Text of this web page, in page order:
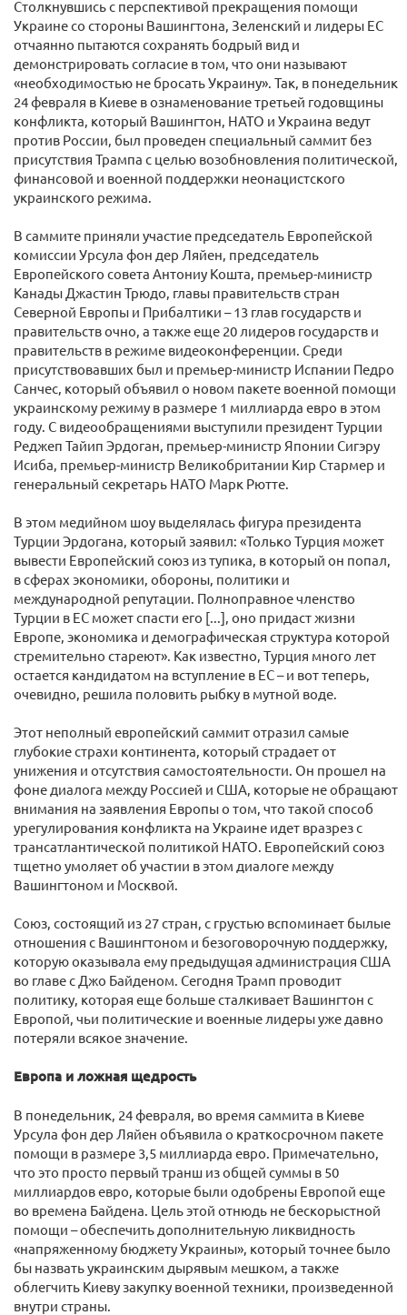
Столкнувшись с перспективой прекращения помощи
Украине со стороны Вашингтона, Зеленский и лидеры ЕС
отчаянно пытаются сохранять бодрый вид и
демонстрировать согласие в том, что они называют
«необходимостью не бросать Украину». Так, в понедельник
24 февраля в Киеве в ознаменование третьей годовщины
конфликта, который Вашингтон, НАТО и Украина ведут
против России, был проведен специальный саммит без
присутствия Трампа с целью возобновления политической,
финансовой и военной поддержки неонацистского
украинского режима.
В саммите приняли участие председатель Европейской
комиссии Урсула фон дер Ляйен, председатель
Европейского совета Антониу Кошта, премьер-министр
Канады Джастин Трюдо, главы правительств стран
Северной Европы и Прибалтики – 13 глав государств и
правительств очно, а также еще 20 лидеров государств и
правительств в режиме видеоконференции. Среди
присутствовавших был и премьер-министр Испании Педро
Санчес, который объявил о новом пакете военной помощи
украинскому режиму в размере 1 миллиарда евро в этом
году. С видеообращениями выступили президент Турции
Реджеп Тайип Эрдоган, премьер-министр Японии Сигэру
Исиба, премьер-министр Великобритании Кир Стармер и
генеральный секретарь НАТО Марк Рютте.
В этом медийном шоу выделялась фигура президента
Турции Эрдогана, который заявил: «Только Турция может
вывести Европейский союз из тупика, в который он попал,
в сферах экономики, обороны, политики и
международной репутации. Полноправное членство
Турции в ЕС может спасти его [...], оно придаст жизни
Европе, экономика и демографическая структура которой
стремительно стареют». Как известно, Турция много лет
остается кандидатом на вступление в ЕС – и вот теперь,
очевидно, решила половить рыбку в мутной воде.
Этот неполный европейский саммит отразил самые
глубокие страхи континента, который страдает от
унижения и отсутствия самостоятельности. Он прошел на
фоне диалога между Россией и США, которые не обращают
внимания на заявления Европы о том, что такой способ
урегулирования конфликта на Украине идет вразрез с
трансатлантической политикой НАТО. Европейский союз
тщетно умоляет об участии в этом диалоге между
Вашингтоном и Москвой.
Союз, состоящий из 27 стран, с грустью вспоминает былые
отношения с Вашингтоном и безоговорочную поддержку,
которую оказывала ему предыдущая администрация США
во главе с Джо Байденом. Сегодня Трамп проводит
политику, которая еще больше сталкивает Вашингтон с
Европой, чьи политические и военные лидеры уже давно
потеряли всякое значение.
Европа и ложная щедрость
В понедельник, 24 февраля, во время саммита в Киеве
Урсула фон дер Ляйен объявила о краткосрочном пакете
помощи в размере 3,5 миллиарда евро. Примечательно,
что это просто первый транш из общей суммы в 50
миллиардов евро, которые были одобрены Европой еще
во времена Байдена. Цель этой отнюдь не бескорыстной
помощи – обеспечить дополнительную ликвидность
«напряженному бюджету Украины», который точнее было
бы назвать украинским дырявым мешком, а также
облегчить Киеву закупку военной техники, произведенной
внутри страны.